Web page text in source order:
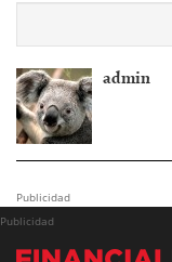
admin
Publicidad
Publicidad